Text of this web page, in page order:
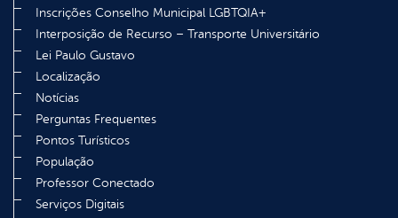
Inscrições Conselho Municipal LGBTQIA+
Interposição de Recurso – Transporte Universitário
Lei Paulo Gustavo
Localização
Notícias
Perguntas Frequentes
Pontos Turísticos
População
Professor Conectado
Serviços Digitais